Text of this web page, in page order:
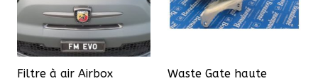
Filtre à air Airbox
Waste Gate haute